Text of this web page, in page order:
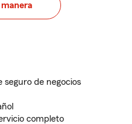
manera
de negocios
completo